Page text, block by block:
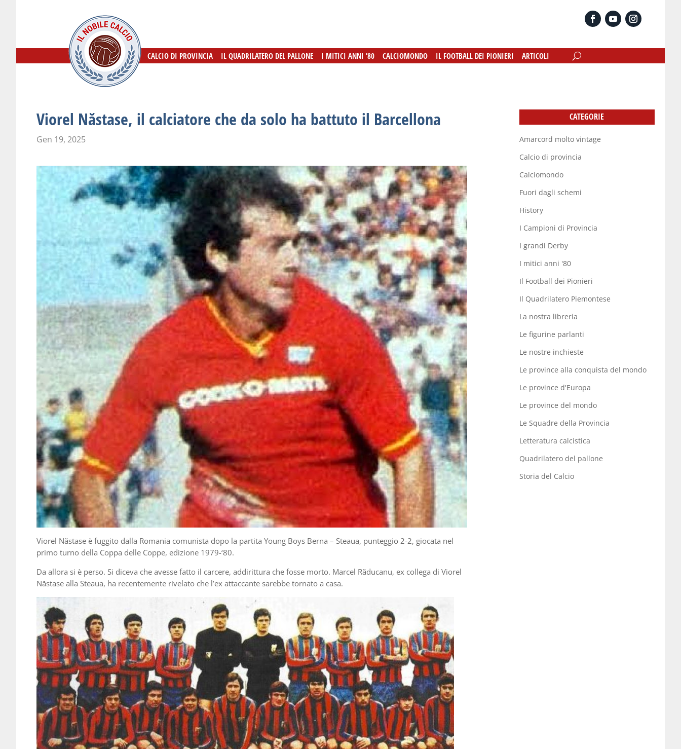
CALCIO DI PROVINCIA IL QUADRILATERO DEL PALLONE I MITICI ANNI ’80 CALCIOMONDO IL FOOTBALL DEI PIONIERI ARTICOLI
CALCIO DI PROVINCIA IL QUADRILATERO DEL PALLONE I MITICI ANNI ’80 CALCIOMONDO IL FOOTBALL DEI PIONIERI ARTICOLI
Viorel Năstase, il calciatore che da solo ha battuto il Barcellona
Gen 19, 2025
Viorel Năstase è fuggito dalla Romania comunista dopo la partita Young Boys Berna – Steaua, punteggio 2-2, giocata nel
primo turno della Coppa delle Coppe, edizione 1979-‘80.
Da allora si è perso. Si diceva che avesse fatto il carcere, addirittura che fosse morto. Marcel Răducanu, ex collega di Viorel
Năstase alla Steaua, ha recentemente rivelato che l’ex attaccante sarebbe tornato a casa.
CATEGORIE
Amarcord molto vintage
Calcio di provincia
Calciomondo
Fuori dagli schemi
History
I Campioni di Provincia
I grandi Derby
I mitici anni '80
Il Football dei Pionieri
Il Quadrilatero Piemontese
La nostra libreria
Le figurine parlanti
Le nostre inchieste
Le province alla conquista del mondo
Le province d'Europa
Le province del mondo
Le Squadre della Provincia
Letteratura calcistica
Quadrilatero del pallone
Storia del Calcio